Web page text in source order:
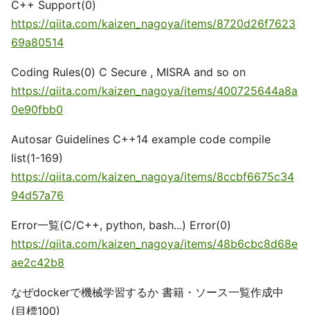
C++ Support(0)
https://qiita.com/kaizen_nagoya/items/8720d26f7623
69a80514
Coding Rules(0) C Secure , MISRA and so on
https://qiita.com/kaizen_nagoya/items/400725644a8a
0e90fbb0
Autosar Guidelines C++14 example code compile
list(1-169)
https://qiita.com/kaizen_nagoya/items/8ccbf6675c34
94d57a76
Error一覧(C/C++, python, bash...) Error(0)
https://qiita.com/kaizen_nagoya/items/48b6cbc8d68e
ae2c42b8
なぜdockerで機械学習するか 書籍・ソース一覧作成中
(目標100)